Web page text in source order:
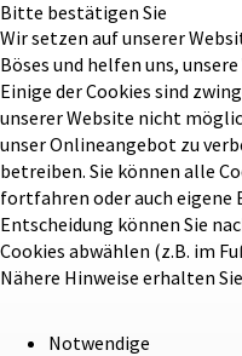
Bitte bestätigen Sie
Wir setzen auf unserer
Böses und helfen uns,
Einige der Cookies sind
unserer Website nicht
unser Onlineangebot zu
betreiben. Sie können alle
fortfahren oder auch
Entscheidung können Sie
Cookies abwählen (z.B. im
Nähere Hinweise erhalten
Notwendige